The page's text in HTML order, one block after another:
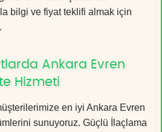
bilgi ve fiyat teklifi almak için
.
Ankara Evren
Hizmeti
en iyi Ankara Evren
sunuyoruz. Güçlü İlaçlama